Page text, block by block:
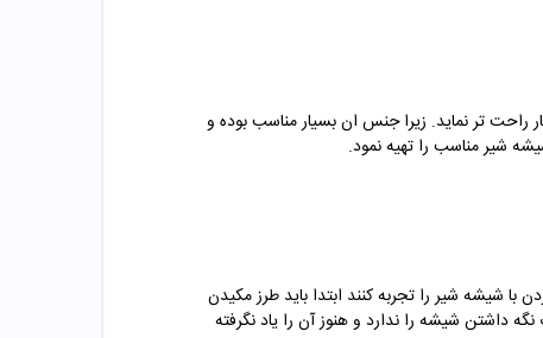
راحت تر نماید. زیرا جنس ان بسیار مناسب بوده و
شیر مناسب را تهیه نمود.
شیشه شیر را تجربه کنند ابتدا باید طرز مکیدن
داشتن شیشه را ندارد و هنوز آن را یاد نگرفته